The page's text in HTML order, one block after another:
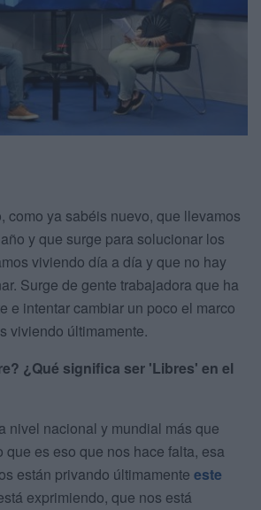
como ya sabéis nuevo, que llevamos
y que surge para solucionar los
viviendo día a día y que no hay
Surge de gente trabajadora que ha
e intentar cambiar un poco el marco
viviendo últimamente.
¿Qué significa ser 'Libres' en el
nivel nacional y mundial más que
que es eso que nos hace falta, esa
están privando últimamente este
exprimiendo, que nos está